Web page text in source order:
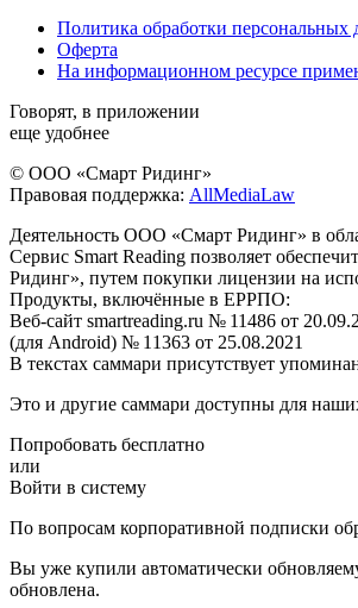
Политика обработки персональных
Оферта
На информационном ресурсе
Говорят, в приложении
еще удобнее
© ООО «Смарт Ридинг»
Правовая поддержка: AllMediaLaw
Деятельность ООО «Смарт Ридинг» в
Сервис Smart Reading позволяет
Ридинг», путем покупки лицензии на
Продукты, включённые в ЕРРПО:
Веб-сайт smartreading.ru № 11486 от
(для Android) № 11363 от 25.08.2021
В текстах саммари присутствует
Это и другие саммари доступны для
Попробовать бесплатно
или
Войти в систему
По вопросам корпоративной подписки
Вы уже купили автоматически
обновлена.